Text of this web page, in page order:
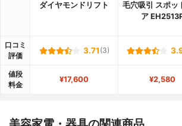
ダイヤモンドリフト
毛穴吸引 スポッ
ア
口コミ
評価
3.71 (3)
値段
料金
¥17,600 ¥2,580